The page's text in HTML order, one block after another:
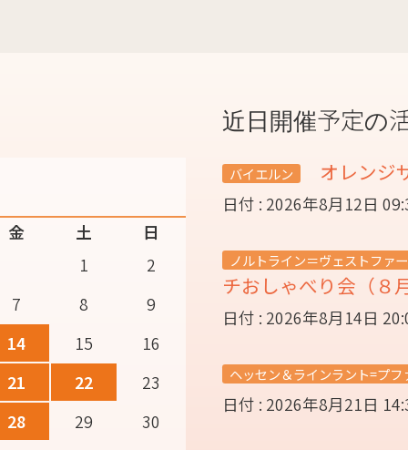
金 土
日
1
2
7 8
9
14 15
16
21 22
23
28 29
30
近日開催予定の
バイエルン オレンジ
日付 : 2026年8月12日
ノルトライン＝ヴェストファ
チおしゃべり会（８
日付 : 2026年8月14日
ヘッセン＆ラインラント=プフ
日付 : 2026年8月21日